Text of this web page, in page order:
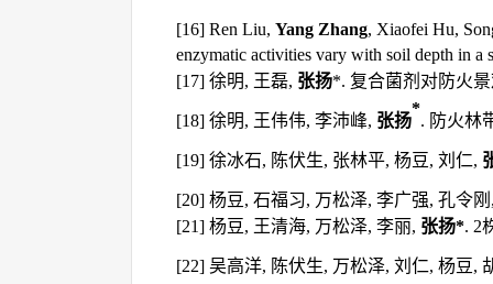
[16] Ren Liu, Yang Zhang , Xiaofei Hu,
enzymatic activities vary with soil depth in a
[1 7] 徐明, 王磊, 张扬*. 复合菌剂对防火
[18] 徐明, 王伟伟, 李沛峰, 张扬
*
. 防火林
[19] 徐冰石, 陈伏生, 张林平, 杨豆, 刘仁,
[20] 杨豆, 石福习, 万松泽, 李广强, 孔令刚
[21] 杨豆, 王清海, 万松泽, 李丽, 张扬*. 2
[22] 吴高洋, 陈伏生, 万松泽, 刘仁, 杨豆,